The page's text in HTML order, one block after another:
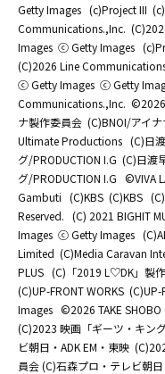
Getty Images (c)Project III
Communications.,Inc.
Images ⓒ Getty Images
(C)2026 Line
ⓒ Getty Images ⓒ Getty
Communications.,Inc.
ナ製作委員会 (C)BNOI/アイ
Ultimate Productions (C)日
グ/PRODUCTION I.G (C)日渡
グ/PRODUCTION I.G ©️VIVA
Gambuti (C)KBS (C)KBS
Reserved. (C) 2021 BIGHIT
Images ⓒ Getty Images
Limited (C)Media Caravan
PLUS (C)「2019 L♡DK」製
(C)UP-FRONT WORKS (C)UP-
Images ©2026 TAKE SHOBO
(C)2023 映画「ギーツ・キン
ビ朝日・ADK EM・東映
員会 (C)石森プロ・テレビ朝